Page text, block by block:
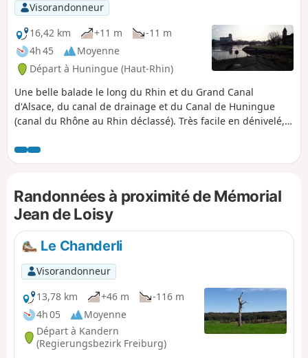
Visorandonneur
16,42 km
+11 m
-11 m
4h 45
Moyenne
Départ à Huningue (Haut-Rhin)
Une belle balade le long du Rhin et du Grand Canal
d'Alsace, du canal de drainage et du Canal de Huningue
(canal du Rhône au Rhin déclassé). Très facile en dénivelé,
zone portuaire interdite au public). Permet de découvrir la
beauté et les richesses fluviales des 3 frontières.
Randonnées à proximité de Mémorial
Jean de Loisy
Le Chanderli
Visorandonneur
13,78 km
+46 m
-116 m
4h 05
Moyenne
Départ à Kandern
(Regierungsbezirk Freiburg)